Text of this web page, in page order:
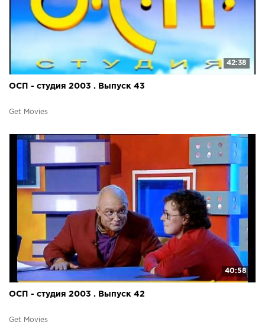
42:38
ОСП - студия 2003 . Выпуск 43
Get Movies
40:58
ОСП - студия 2003 . Выпуск 42
Get Movies